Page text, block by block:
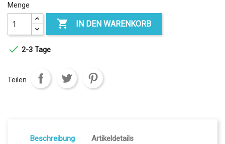
Menge
 IN DEN WARENKORB
 2-3 Tage
Teilen
Beschreibung Artikeldetails